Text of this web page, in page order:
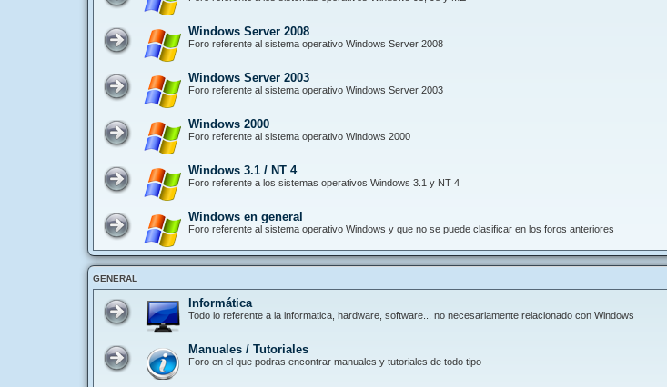
Windows Server 2008
Foro referente al sistema operativo Windows Server 2008
Windows Server 2003
Foro referente al sistema operativo Windows Server 2003
Windows 2000
Foro referente al sistema operativo Windows 2000
Windows 3.1 / NT 4
Foro referente a los sistemas operativos Windows 3.1 y NT 4
Windows en general
Foro referente al sistema operativo Windows y que no se puede clasificar en los foros anteriores
GENERAL
Informática
Todo lo referente a la informatica, hardware, software... no necesariamente relacionado con Windows
Manuales / Tutoriales
Foro en el que podras encontrar manuales y tutoriales de todo tipo